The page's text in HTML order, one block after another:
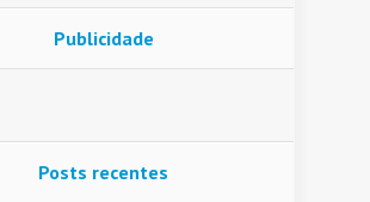
Publicidade
Posts recentes